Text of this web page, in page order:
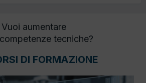
Vuoi aumentare
tecniche?
DI FORMAZIONE